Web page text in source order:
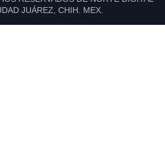
JUÁREZ, CHIH. MEX.